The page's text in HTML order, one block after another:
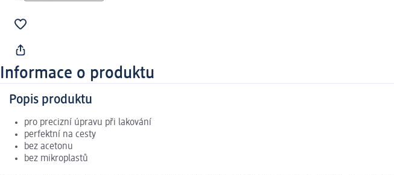
Informace o produktu
Popis produktu
pro precizní úpravu při lakování
perfektní na cesty
bez acetonu
bez mikroplastů